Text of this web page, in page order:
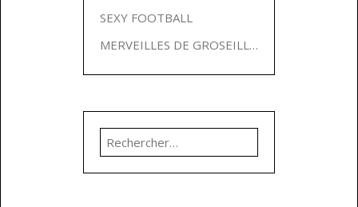
SEXY FOOTBALL
MERVEILLES DE GROSEILLES
Rechercher :